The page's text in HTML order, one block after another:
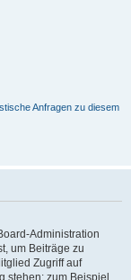
Anfragen zu diesem
Administration
um Beiträge zu
Zugriff auf
stehen: zum Beispiel